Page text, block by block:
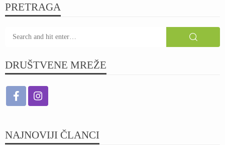
PRETRAGA
DRUŠTVENE MREŽE
NAJNOVIJI ČLANCI